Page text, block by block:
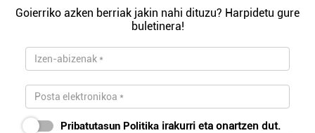
Goierriko azken berriak jakin nahi dituzu? Harpidetu gure
buletinera!
Pribatutasun Politika irakurri eta onartzen dut.